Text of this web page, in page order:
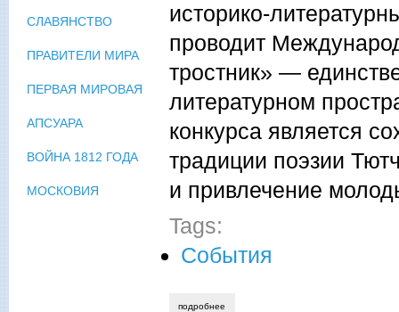
историко-
проводит
тростник» —
литературном
конкурса является
традиции поэзии
и привлечение
Tags:
События
подробнее
СЛАВЯНСТВО
ПРАВИТЕЛИ МИРА
ПЕРВАЯ МИРОВАЯ
АПСУАРА
ВОЙНА 1812 ГОДА
МОСКОВИЯ